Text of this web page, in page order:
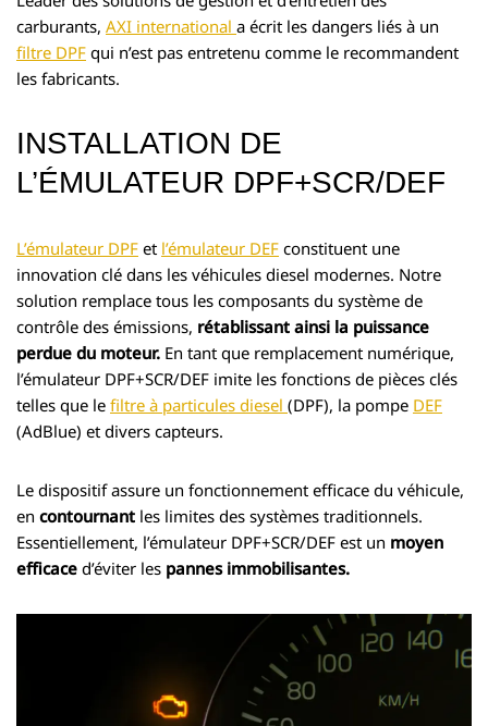
carburants, AXI international a écrit les dangers liés à un
filtre DPF qui n’est pas entretenu comme le recommandent
les fabricants.
INSTALLATION DE
L’ÉMULATEUR DPF+SCR/DEF
L’émulateur DPF et l’émulateur DEF constituent une
innovation clé dans les véhicules diesel modernes. Notre
solution remplace tous les composants du système de
contrôle des émissions, rétablissant ainsi la puissance
perdue du moteur. En tant que remplacement numérique,
l’émulateur DPF+SCR/DEF imite les fonctions de pièces clés
telles que le filtre à particules diesel (DPF), la pompe DEF
(AdBlue) et divers capteurs.
Le dispositif assure un fonctionnement efficace du véhicule,
en contournant les limites des systèmes traditionnels.
Essentiellement, l’émulateur DPF+SCR/DEF est un moyen
efficace d’éviter les pannes immobilisantes.